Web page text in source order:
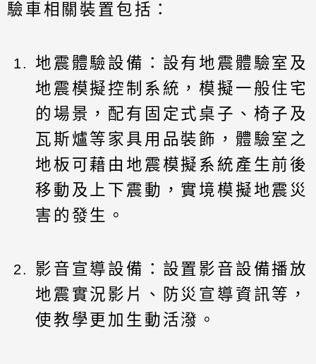
驗車相關裝置包括：
地震體驗設備：設有地震體驗室及
地震模擬控制系統，模擬一般住宅
的場景，配有固定式桌子、椅子及
瓦斯爐等家具用品裝飾，體驗室之
地板可藉由地震模擬系統產生前後
移動及上下震動，實境模擬地震災
害的發生。
影音宣導設備：設置影音設備播放
地震實況影片、防災宣導資訊等，
使教學更加生動活潑。